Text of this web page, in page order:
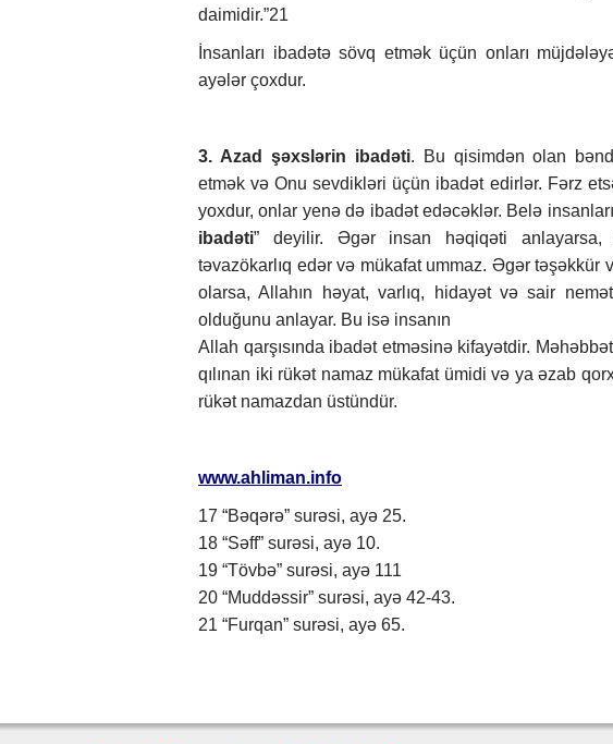
daimidir.”21
İnsanları ibadətə sövq etmək üçün onları
ayələr çoxdur.
3. Azad şəxslərin ibadəti. Bu qisimdən olan
etmək və Onu sevdikləri üçün ibadət edirlər. Fərz
yoxdur, onlar yenə də ibadət edəcəklər. Belə
ibadəti” deyilir. Əgər insan həqiqəti anlayarsa,
təvazökarlıq edər və mükafat ummaz. Əgər təşəkkür
olarsa, Allahın həyat, varlıq, hidayət və sair
olduğunu anlayar. Bu isə insanın
Allah qarşısında ibadət etməsinə kifayətdir.
qılınan iki rükət namaz mükafat ümidi və ya əzab
rükət namazdan üstündür.
www.ahliman.info
17 “Bəqərə” surəsi, ayə 25.
18 “Səff” surəsi, ayə 10.
19 “Tövbə” surəsi, ayə 111
20 “Muddəssir” surəsi, ayə 42-43.
21 “Furqan” surəsi, ayə 65.